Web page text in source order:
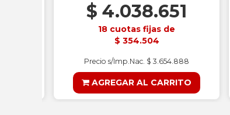
$ 4.038.651
18 cuotas fijas de
$ 354.504
Precio s/Imp.Nac. $ 3.654.888
AGREGAR AL CARRITO